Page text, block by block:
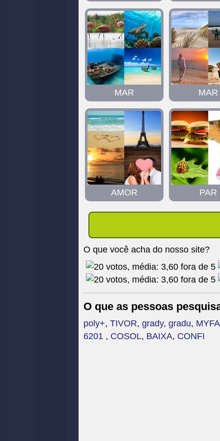
MAR MAR
AMOR PAR
O que você acha do nosso site?
O que as pessoas
poly+, TIVOR, grady, gradu,
6201 , COSOL, BAIXA, CONFI